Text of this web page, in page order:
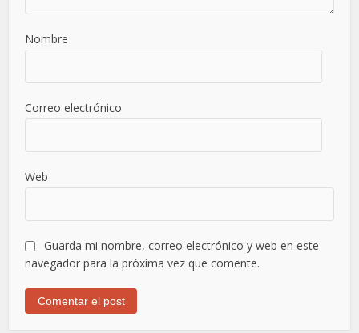
Nombre
Correo electrónico
Web
Guarda mi nombre, correo electrónico y web en este
navegador para la próxima vez que comente.